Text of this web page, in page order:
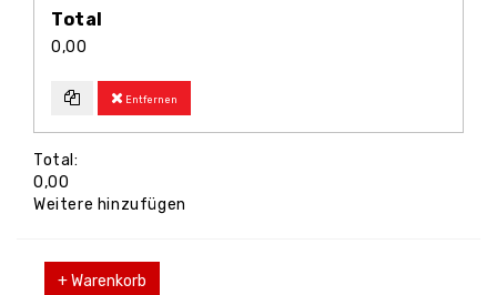
Total
0,00
Entfernen
Total:
0,00
Weitere hinzufügen
+ Warenkorb